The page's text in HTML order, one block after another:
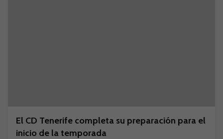
El CD Tenerife completa su preparación para el
inicio de la temporada